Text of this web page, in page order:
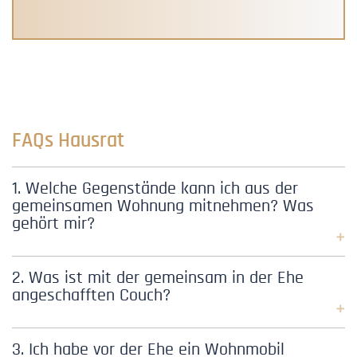
FAQs Hausrat
1. Welche Gegenstände kann ich aus der
gemeinsamen Wohnung mitnehmen? Was
gehört mir?
Ihre persönlichen Sachen können Sie bei der
Trennung selbstverständlich mitnehmen.
Gegenstände nicht dem Hausrat dienen oder
2. Was ist mit der gemeinsam in der Ehe
angeschafften Couch?
Grundsätzlich wird vermutet, dass diese Couch
3. Ich habe vor der Ehe ein Wohnmobil